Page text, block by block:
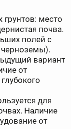
место
почва.
полей с
вариант
от
для
Наличие
от